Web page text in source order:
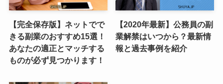
【完全保存版】ネットでで
きる副業のおすすめ15選！
あなたの適正とマッチする
ものが必ず見つかります！
【2020年最新】公務員の副
業解禁はいつから？最新情
報と過去事例を紹介